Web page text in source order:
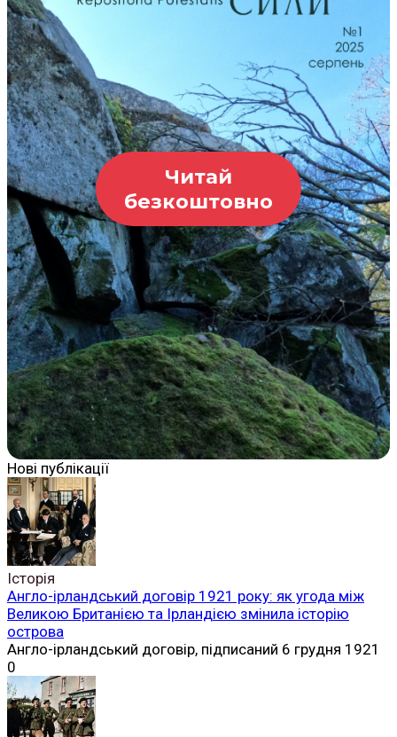
Читай
безкоштовно
Нові публікації
Історія
Англо-ірландський договір 1921 року: як угода між
Великою Британією та Ірландією змінила історію
острова
Англо-ірландський договір, підписаний 6 грудня 1921
0